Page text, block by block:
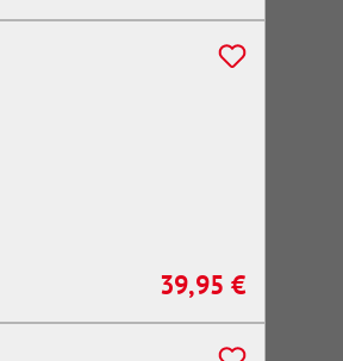
Regulärer Preis:
39,95 €